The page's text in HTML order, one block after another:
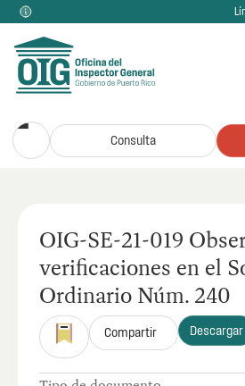
Consulta
OIG-SE-21-019
verificaciones en el
Ordinario Núm. 240
Compartir Descargar